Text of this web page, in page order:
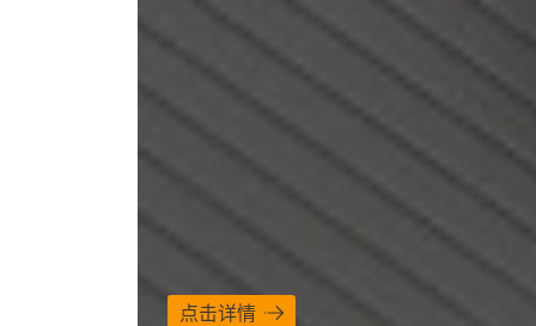
点击详情